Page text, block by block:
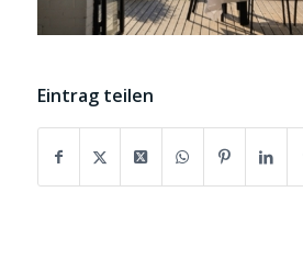
Eintrag teilen